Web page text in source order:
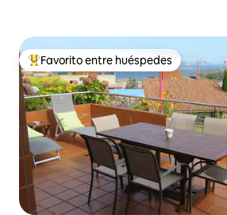
De los mejores en Favorito entre
Favorito entre huéspedes